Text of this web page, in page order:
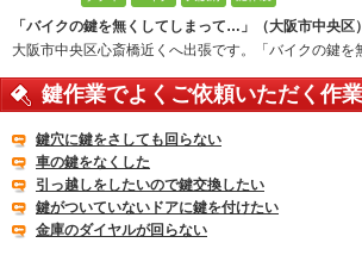
「バイクの鍵を無くしてしまって…」（大阪市中央区）
大阪市中央区心斎橋近くへ出張です。「バイクの鍵
鍵作業でよくご依頼いただく作
鍵穴に鍵をさしても回らない
車の鍵をなくした
引っ越しをしたいので鍵交換したい
鍵がついていないドアに鍵を付けたい
金庫のダイヤルが回らない